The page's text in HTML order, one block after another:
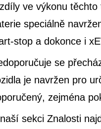
ve výkonu
speciálně
stop a dokonce i
se
je navržen pro
zejména
sekci Znalosti